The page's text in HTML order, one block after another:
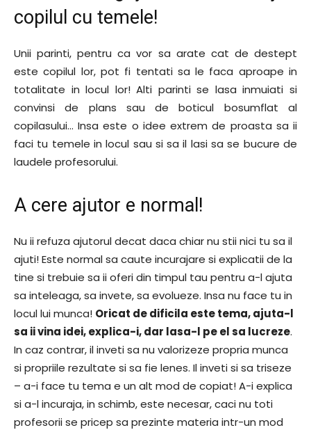
copilul cu temele!
Unii parinti, pentru ca vor sa arate cat de destept
este copilul lor, pot fi tentati sa le faca aproape in
totalitate in locul lor! Alti parinti se lasa inmuiati si
convinsi de plans sau de boticul bosumflat al
copilasului… Insa este o idee extrem de proasta sa ii
faci tu temele in locul sau si sa il lasi sa se bucure de
laudele profesorului.
A cere ajutor e normal!
Nu ii refuza ajutorul decat daca chiar nu stii nici tu sa il
ajuti! Este normal sa caute incurajare si explicatii de la
tine si trebuie sa ii oferi din timpul tau pentru a-l ajuta
sa inteleaga, sa invete, sa evolueze. Insa nu face tu in
locul lui munca! Oricat de dificila este tema, ajuta-l
sa ii vina idei, explica-i, dar lasa-l pe el sa lucreze.
In caz contrar, il inveti sa nu valorizeze propria munca
si propriile rezultate si sa fie lenes. Il inveti si sa triseze
– a-i face tu tema e un alt mod de copiat! A-i explica
si a-l incuraja, in schimb, este necesar, caci nu toti
profesorii se pricep sa prezinte materia intr-un mod